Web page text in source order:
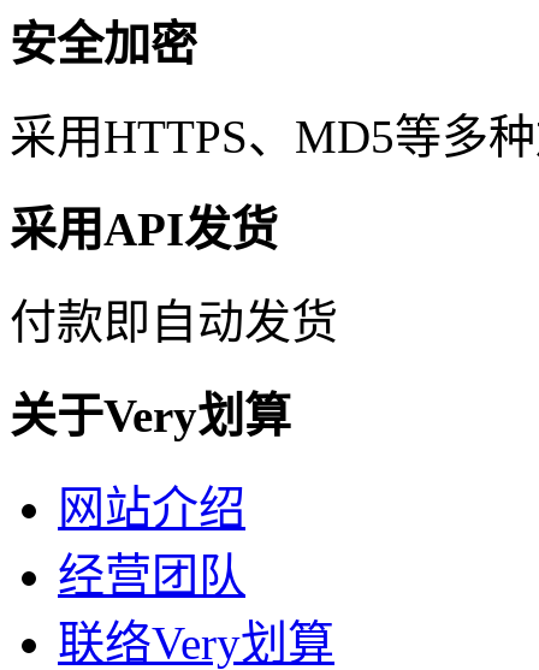
安全加密
采用HTTPS、MD5等多
采用API发货
付款即自动发货
关于Very划算
网站介绍
经营团队
联络Very划算